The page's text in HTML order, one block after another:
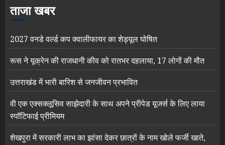
ताजा खबर
2027 वनडे वर्ल्ड कप क्वालीफायर का शेड्यूल घोषित
रूस ने यूक्रेन की राजधानी कीव को रातभर दहलाया, 17 लोगों की मौत
उत्तराखंड में भारी बारिश से जनजीवन प्रभावित
वी एक एक्सक्लूसिव साझेदारी के साथ अपने प्रीपेड यूजर्स के लिए लाया
स्पॉटिफाई प्रीमियम
शेखपुरा में सरकारी लाभ का झांसा देकर छात्रों के नाम खोले फर्जी खाते,